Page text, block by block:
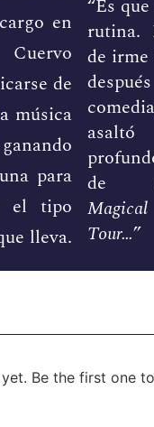
en
de
música
para
el tipo
lleva.
“Es
rutina.
de
de
Tour…”
Be the first one